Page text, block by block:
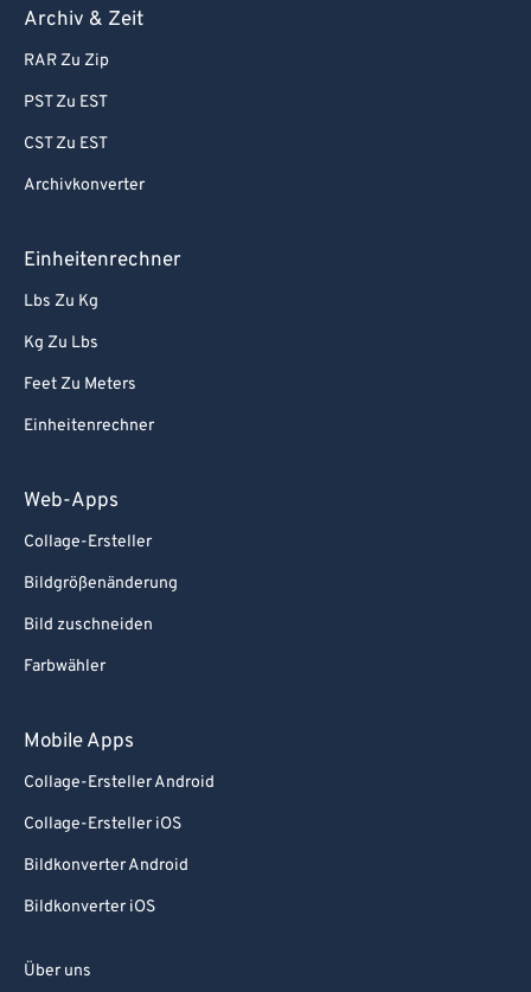
Archiv & Zeit
RAR Zu Zip
PST Zu EST
CST Zu EST
Archivkonverter
Einheitenrechner
Lbs Zu Kg
Kg Zu Lbs
Feet Zu Meters
Einheitenrechner
Web-Apps
Collage-Ersteller
Bildgrößenänderung
Bild zuschneiden
Farbwähler
Mobile Apps
Collage-Ersteller Android
Collage-Ersteller iOS
Bildkonverter Android
Bildkonverter iOS
Über uns